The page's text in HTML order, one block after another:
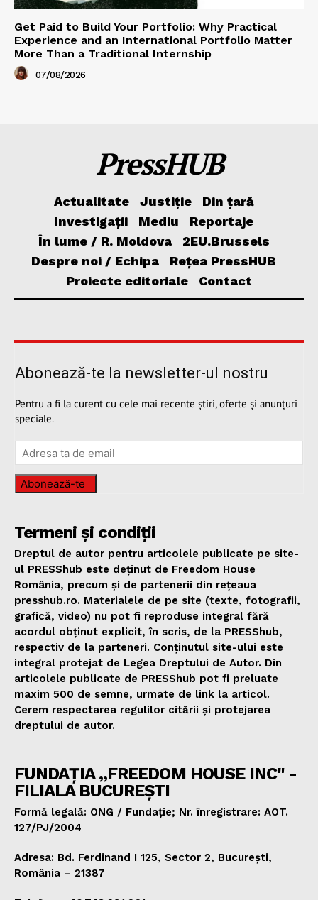
Get Paid to Build Your Portfolio: Why Practical
Experience and an International Portfolio Matter
More Than a Traditional Internship
07/08/2026
PressHUB
Actualitate Justiție
Din țară
Investigații
Mediu
Reportaje
În lume / R. Moldova
2EU.Brussels
Despre noi / Echipa
Rețea PressHUB
Proiecte editoriale
Contact
Abonează-te la newsletter-ul nostru
Pentru a fi la curent cu cele mai recente știri, oferte și anunțuri
speciale.
Abonează-te
Termeni și condiții
Dreptul de autor pentru articolele publicate pe site-
ul PRESShub este deținut de Freedom House
România, precum și de partenerii din rețeaua
presshub.ro. Materialele de pe site (texte, fotografii,
grafică, video) nu pot fi reproduse integral fără
acordul obținut explicit, în scris, de la PRESShub,
respectiv de la parteneri. Conținutul site-ului este
integral protejat de Legea Dreptului de Autor. Din
articolele publicate de PRESShub pot fi preluate
maxim 500 de semne, urmate de link la articol.
Cerem respectarea regulilor citării și protejarea
dreptului de autor.
FUNDAȚIA „FREEDOM HOUSE INC" -
FILIALA BUCUREȘTI
Formă legală: ONG / Fundație; Nr. înregistrare: AOT.
127/PJ/2004
Adresa: Bd. Ferdinand I 125, Sector 2, București,
România – 21387